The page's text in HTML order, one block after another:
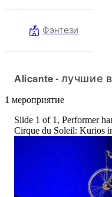
Фэнтези
Alicante - лучшие
1 мероприятие
Slide 1 of 1, Performer
Cirque du Soleil: Kurios